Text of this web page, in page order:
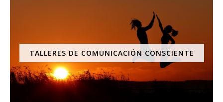
TALLERES DE COMUNICACIÓN CONSCIENTE